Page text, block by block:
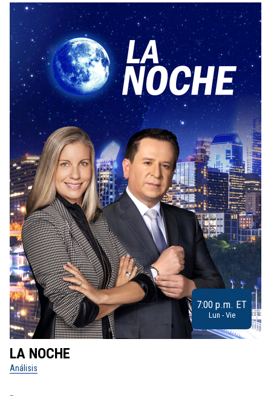
7:00 p.m. ET
Lun - Vie
LA NOCHE
Análisis